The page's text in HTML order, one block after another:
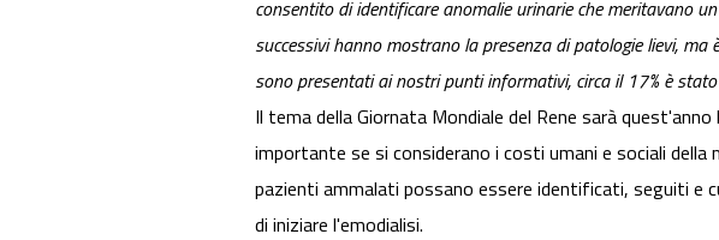
consentito di identificare anomalie urinarie che meritavano
successivi hanno mostrano la presenza di patologie lievi,
sono presentati ai nostri puntiinformativi, circa il 17% è
Il tema della Giornata Mondiale del Rene sarà
importante se si considerano i costi umani e sociali della
pazienti ammalati possano essere identificati, seguiti e
di iniziare l'emodialisi.